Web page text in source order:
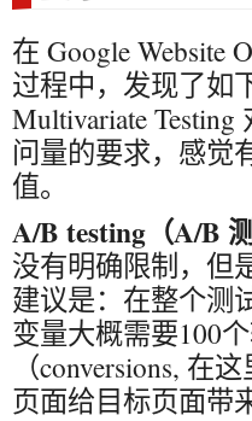
在 Google Website
过程中，发现了如
Multivariate
问量的要求，感觉
值。
A/B testing（A/B
没有明确限制，但
建议是：在整个测
变量大概需要100
（conversions, 在
页面给目标页面带